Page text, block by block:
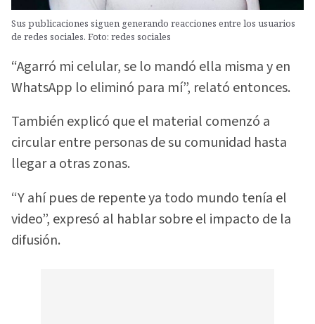
Sus publicaciones siguen generando reacciones entre los usuarios
de redes sociales. Foto: redes sociales
“Agarró mi celular, se lo mandó ella misma y en
WhatsApp lo eliminó para mí”, relató entonces.
También explicó que el material comenzó a
circular entre personas de su comunidad hasta
llegar a otras zonas.
“Y ahí pues de repente ya todo mundo tenía el
video”, expresó al hablar sobre el impacto de la
difusión.